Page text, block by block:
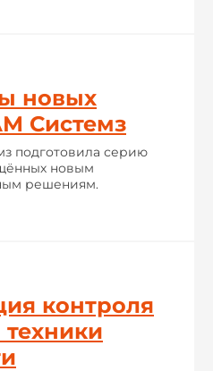
новых
Системз
подготовила серию
новым
решениям.
контроля